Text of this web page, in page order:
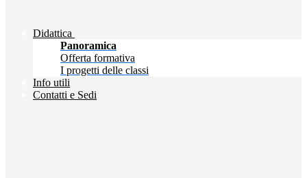
Didattica
Panoramica
Offerta formativa
I progetti delle classi
Info utili
Contatti e Sedi